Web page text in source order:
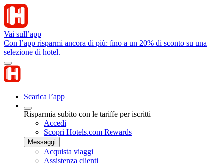
Vai sull’app
Con l’app risparmi ancora di più: fino a un 20% di sconto su una
selezione di hotel.
Scarica l’app
Risparmia subito con le tariffe per iscritti
Accedi
Scopri Hotels.com Rewards
Messaggi
Acquista viaggi
Assistenza clienti